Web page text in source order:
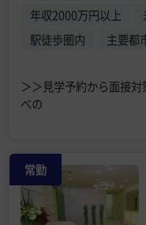
年収2000万円以上
駅徒歩圏内
主要都
＞＞見学予約から面接
べの
常勤